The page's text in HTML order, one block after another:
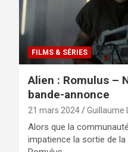
FILMS & SÉRIES
Alien : Romulus –
bande-annonce
21 mars 2024 Guillaume L.
Alors que la
impatience la sortie de la